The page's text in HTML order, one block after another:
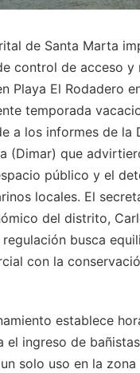
de Santa Marta
control de acceso y
Playa El Rodadero
temporada
a los informes de la
(Dimar) que
público y el
locales. El
del distrito,
busca
con la
establece
el ingreso de
solo uso en la zona